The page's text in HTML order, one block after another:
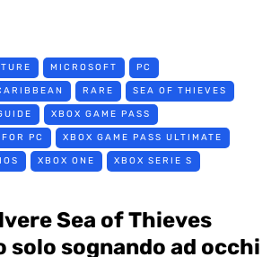
MICROSOFT PC
RARE SEA OF THIEVES
XBOX GAME PASS
PC XBOX GAME PASS ULTIMATE
XBOX ONE XBOX SERIE S
Sea of ​​Thieves
solo sognando ad occhi